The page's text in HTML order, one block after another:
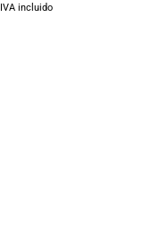
IVA incluido